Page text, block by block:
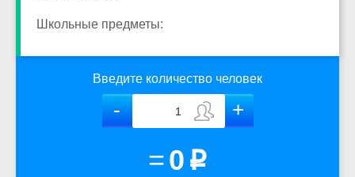
Школьные предметы:
Введите количество человек
=0 p